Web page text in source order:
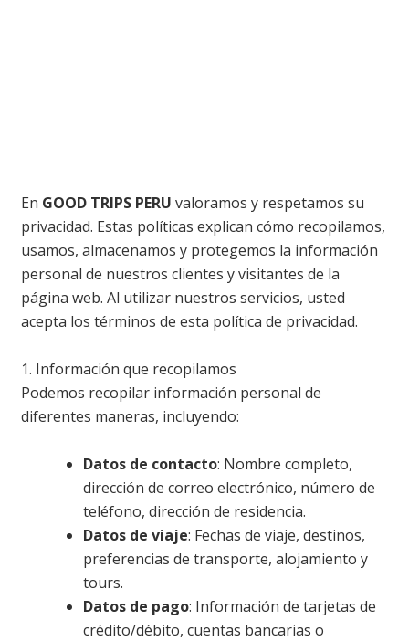
En GOOD TRIPS PERUvaloramos y respetamos su
privacidad. Estas políticas explican cómo recopilamos,
usamos, almacenamos y protegemos la información
personal de nuestros clientes y visitantes de la
página web. Al utilizar nuestros servicios, usted
acepta los términos de esta política de privacidad.
1. Información que recopilamos
Podemos recopilar información personal de
diferentes maneras, incluyendo:
Datos de contacto: Nombre completo,
dirección de correo electrónico, número de
teléfono, dirección de residencia.
Datos de viaje: Fechas de viaje, destinos,
preferencias de transporte, alojamiento y
tours.
Datos de pago: Información de tarjetas de
crédito/débito, cuentas bancarias o